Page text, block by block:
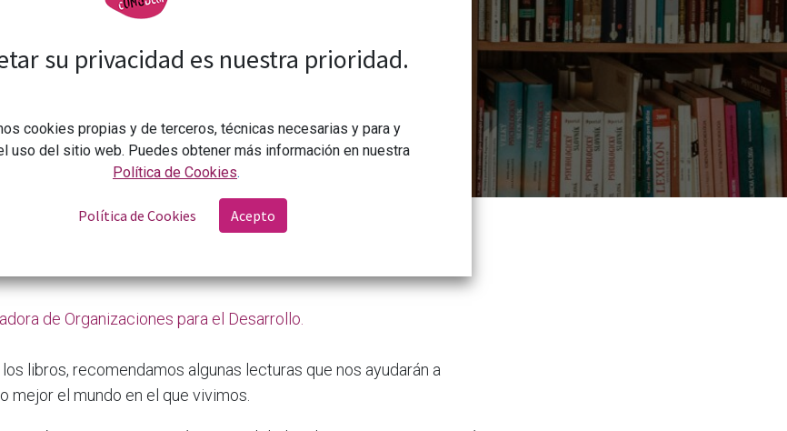
Libros que abren ventanas al mundo
de Organizaciones para el Desarrollo.
los libros, recomendamos algunas lecturas que nos ayudarán a
mejor el mundo en el que vivimos.
su privacidad es nuestra prioridad.
cookies propias y de terceros, técnicas necesarias y para y
uso del sitio web. Puedes obtener más información en nuestra
Política de Cookies.
Política de Cookies Acepto